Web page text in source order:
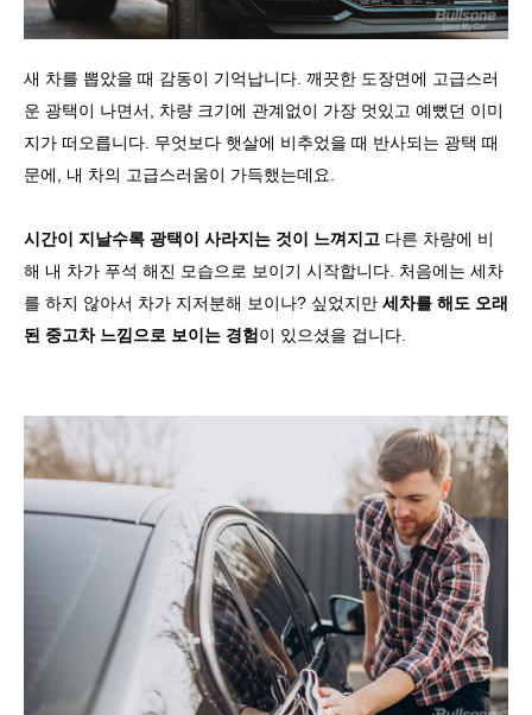
새 차를 뽑았을 때 감동이 기억납니다. 깨끗한 도장면에 고급스러
운 광택이 나면서, 차량 크기에 관계없이 가장 멋있고 예뻤던 이미
지가 떠오릅니다. 무엇보다 햇살에 비추었을 때 반사되는 광택 때
문에, 내 차의 고급스러움이 가득했는데요.
시간이 지날수록 광택이 사라지는 것이 느껴지고 다른 차량에 비
해 내 차가 푸석 해진 모습으로 보이기 시작합니다. 처음에는 세차
를 하지 않아서 차가 지저분해 보이나? 싶었지만 세차를 해도 오래
된 중고차 느낌으로 보이는 경험이 있으셨을 겁니다.